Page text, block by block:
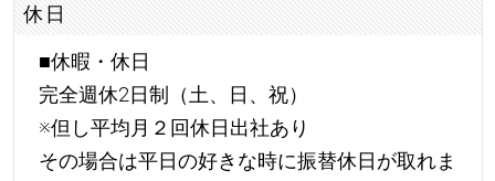
休日
■休暇・休日
完全週休2日制（土、日、祝）
※但し平均月２回休日出社あり
その場合は平日の好きな時に振替休日が取れま